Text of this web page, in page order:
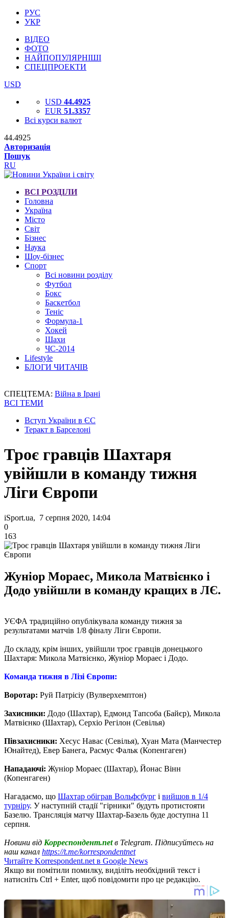
РУС
УКР
ВІДЕО
ФОТО
НАЙПОПУЛЯРНІШІ
СПЕЦПРОЕКТИ
USD
USD 44.4925
EUR 51.3357
Всі курси валют
44.4925
Авторизація
Пошук
RU
ВСІ РОЗДІЛИ
Головна
Україна
Місто
Світ
Бізнес
Наука
Шоу-бізнес
Спорт
Всі новини розділу
Футбол
Бокс
Баскетбол
Теніс
Формула-1
Хокей
Шахи
ЧС-2014
Lifestyle
БЛОГИ ЧИТАЧІВ
СПЕЦТЕМА: Війна в Ірані
ВСІ ТЕМИ
Вступ України в ЄС
Теракт в Барселоні
Троє гравців Шахтаря
увійшли в команду тижня
Ліги Європи
iSport.ua, 7 серпня 2020, 14:04
0
163
Жуніор Мораес, Микола Матвієнко і
Додо увійшли в команду кращих в ЛЄ.
УЄФА традиційно опублікувала команду тижня за
результатами матчів 1/8 фіналу Ліги Європи.
До складу, крім інших, увійшли троє гравців донецького
Шахтаря: Микола Матвієнко, Жуніор Мораес і Додо.
Команда тижня в Лізі Європи:
Воротар: Руй Патрісіу (Вулверхемптон)
Захисники: Додо (Шахтар), Едмонд Тапсоба (Байєр), Микола
Матвієнко (Шахтар), Серхіо Регілон (Севілья)
Півзахисники: Хесус Навас (Севілья), Хуан Мата (Манчестер
Юнайтед), Евер Банега, Расмус Фальк (Копенгаген)
Нападаючі: Жуніор Мораес (Шахтар), Йонас Вінн
(Копенгаген)
Нагадаємо, що Шахтар обіграв Вольфсбург і вийшов в 1/4
турніру. У наступній стадії "гірники" будуть протистояти
Базелю. Трансляція матчу Шахтар-Базель буде доступна 11
серпня.
Новини від Корреспондент.netв Telegram. Підписуйтесь на
наш канал https://t.me/korrespondentnet
Читайте Korrespondent.net в Google News
Якщо ви помітили помилку, виділіть необхідний текст і
натисніть Ctrl + Enter, щоб повідомити про це редакцію.